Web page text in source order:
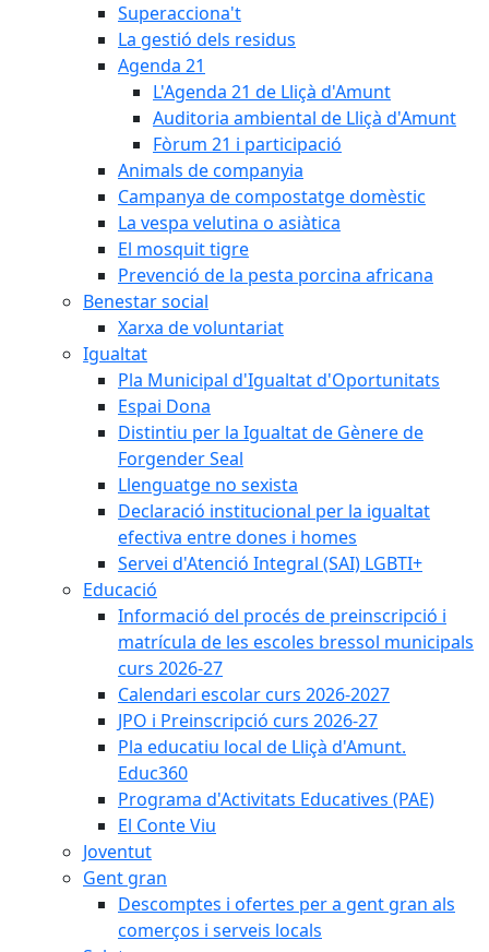
Superacciona't
La gestió dels residus
Agenda 21
L'Agenda 21 de Lliçà d'Amunt
Auditoria ambiental de Lliçà d'Amunt
Fòrum 21 i participació
Animals de companyia
Campanya de compostatge domèstic
La vespa velutina o asiàtica
El mosquit tigre
Prevenció de la pesta porcina africana
Benestar social
Xarxa de voluntariat
Igualtat
Pla Municipal d'Igualtat d'Oportunitats
Espai Dona
Distintiu per la Igualtat de Gènere de
Forgender Seal
Llenguatge no sexista
Declaració institucional per la igualtat
efectiva entre dones i homes
Servei d'Atenció Integral (SAI) LGBTI+
Educació
Informació del procés de preinscripció i
matrícula de les escoles bressol municipals
curs 2026-27
Calendari escolar curs 2026-2027
JPO i Preinscripció curs 2026-27
Pla educatiu local de Lliçà d'Amunt.
Educ360
Programa d'Activitats Educatives (PAE)
El Conte Viu
Joventut
Gent gran
Descomptes i ofertes per a gent gran als
comerços i serveis locals